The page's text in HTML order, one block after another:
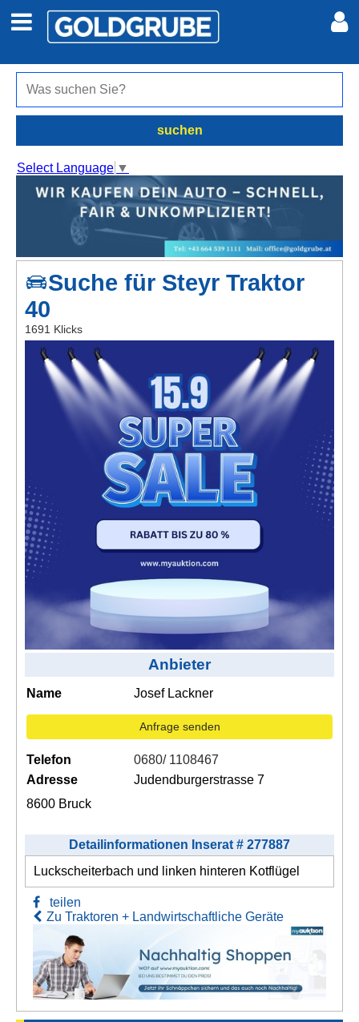
Auto + Motor
Jobs
Marktplatz
Erotik
Auktionen
jetzt inserieren
Kontakt
AGB, Nutzungsbedingungen
Meine Inserate
Anmelden
suchen
Select Language ▼
Suche für Steyr Traktor
40
1691 Klicks
Anbieter
Name Josef Lackner
Anfrage senden
Telefon
0680/ 1108467
Adresse
Judendburgerstrasse 7
8600 Bruck
Detailinformationen Inserat # 277887
Luckscheiterbach und linken hinteren Kotflügel
teilen
Zu Traktoren + Landwirtschaftliche Geräte